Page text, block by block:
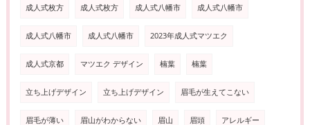
成人式枚方 成人式枚方 成人式八幡市 成人式八幡市
成人式八幡市 成人式八幡市 2023年成人式マツエク
成人式京都 マツエク デザイン 楠葉 楠葉
立ち上げデザイン 立ち上げデザイン 眉毛が生えてこない
眉毛が薄い 眉山がわからない 眉山 眉頭 アレルギー